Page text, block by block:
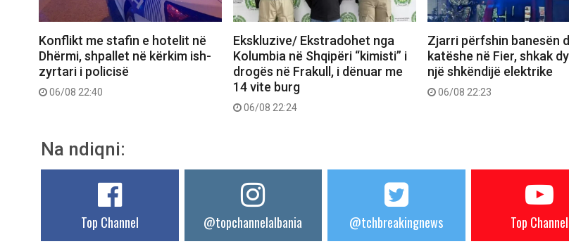
Konflikt me stafin e hotelit në
Dhërmi, shpallet në kërkim ish-
zyrtari i policisë
06/08 22:40
Ekskluzive/ Ekstradohet nga
Kolumbia në Shqipëri “kimisti” i
drogës në Frakull, i dënuar me
14 vite burg
06/08 22:24
Zjarri përfshin banesën
katëshe në Fier, shkak
një shkëndijë elektrike
06/08 22:23
Na ndiqni:
Top Channel @topchannelalbania @tchbreakingnews Top Channel